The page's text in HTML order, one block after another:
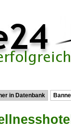
in Datenbank